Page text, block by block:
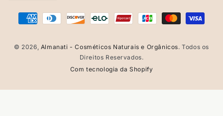
© 2026, Almanati - Cosméticos Naturais e Orgânicos. Todos os
Direitos Reservados.
Com tecnologia da Shopify
Métodos
Pagamento